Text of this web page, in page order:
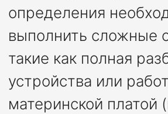
определения
выполнить сложные
такие как полная
устройства или
материнской платой